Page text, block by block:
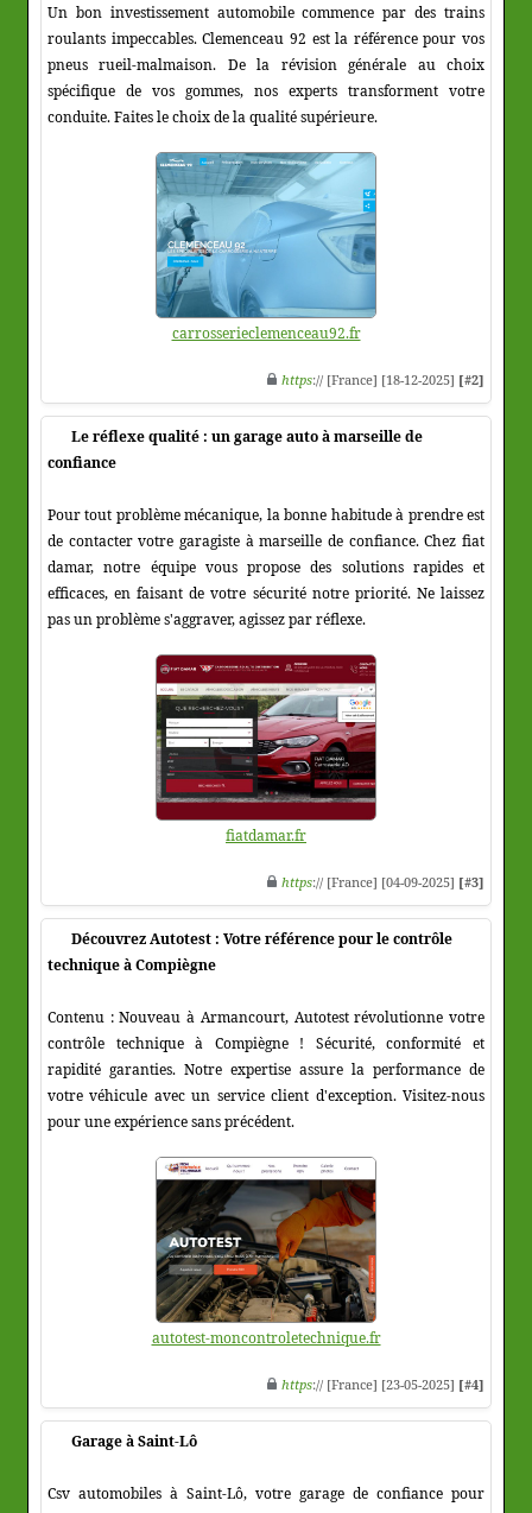
Un bon investissement automobile commence par des trains
roulants impeccables. Clemenceau 92 est la référence pour vos
pneus rueil-malmaison. De la révision générale au choix
spécifique de vos gommes, nos experts transforment votre
conduite. Faites le choix de la qualité supérieure.
carrosserieclemenceau92.fr
https:// [France] [18-12-2025] [#2]
Le réflexe qualité : un garage auto à marseille de
confiance
Pour tout problème mécanique, la bonne habitude à prendre est
de contacter votre garagiste à marseille de confiance. Chez fiat
damar, notre équipe vous propose des solutions rapides et
efficaces, en faisant de votre sécurité notre priorité. Ne laissez
pas un problème s'aggraver, agissez par réflexe.
fiatdamar.fr
https:// [France] [04-09-2025] [#3]
Découvrez Autotest : Votre référence pour le contrôle
technique à Compiègne
Contenu : Nouveau à Armancourt, Autotest révolutionne votre
contrôle technique à Compiègne ! Sécurité, conformité et
rapidité garanties. Notre expertise assure la performance de
votre véhicule avec un service client d'exception. Visitez-nous
pour une expérience sans précédent.
autotest-moncontroletechnique.fr
https:// [France] [23-05-2025] [#4]
Garage à Saint-Lô
Csv automobiles à Saint-Lô, votre garage de confiance pour